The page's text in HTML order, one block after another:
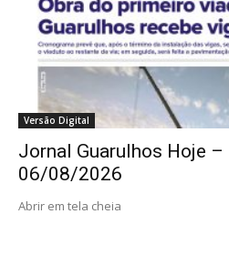
Versão Digital
Jornal Guarulhos Hoje –
06/08/2026
Abrir em tela cheia